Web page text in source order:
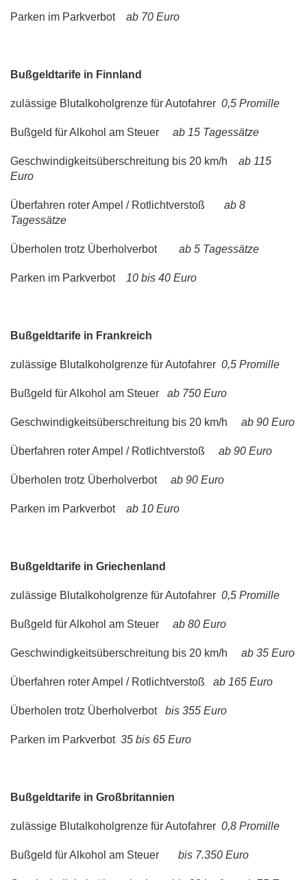
Parken im Parkverbot ab 70 Euro
Bußgeldtarife in Finnland
zulässige Blutalkoholgrenze für Autofahrer 0,5 Promille
Bußgeld für Alkohol am Steuer ab 15 Tagessätze
Geschwindigkeitsüberschreitung bis 20 km/h ab 115
Euro
Überfahren roter Ampel / Rotlichtverstoß ab 8
Tagessätze
Überholen trotz Überholverbot ab 5 Tagessätze
Parken im Parkverbot 10 bis 40 Euro
Bußgeldtarife in Frankreich
zulässige Blutalkoholgrenze für Autofahrer 0,5 Promille
Bußgeld für Alkohol am Steuer ab 750 Euro
Geschwindigkeitsüberschreitung bis 20 km/h ab 90 Euro
Überfahren roter Ampel / Rotlichtverstoß ab 90 Euro
Überholen trotz Überholverbot ab 90 Euro
Parken im Parkverbot ab 10 Euro
Bußgeldtarife in Griechenland
zulässige Blutalkoholgrenze für Autofahrer 0,5 Promille
Bußgeld für Alkohol am Steuer ab 80 Euro
Geschwindigkeitsüberschreitung bis 20 km/h ab 35 Euro
Überfahren roter Ampel / Rotlichtverstoß ab 165 Euro
Überholen trotz Überholverbot bis 355 Euro
Parken im Parkverbot 35 bis 65 Euro
Bußgeldtarife in Großbritannien
zulässige Blutalkoholgrenze für Autofahrer 0,8 Promille
Bußgeld für Alkohol am Steuer bis 7.350 Euro